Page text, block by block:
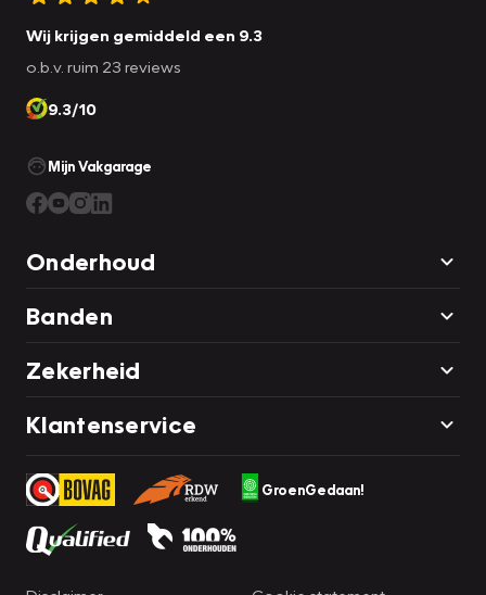
Wij krijgen gemiddeld een 9.3
o.b.v. ruim 23 reviews
9.3/10
Mijn Vakgarage
Onderhoud
Banden
Zekerheid
Klantenservice
GroenGedaan!